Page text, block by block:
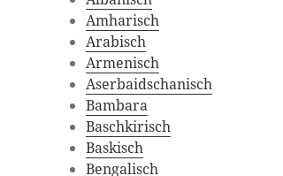
Amharisch
Arabisch
Armenisch
Aserbaidschanisch
Bambara
Baschkirisch
Baskisch
Bengalisch